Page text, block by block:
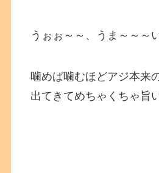
うぉぉ～～、うま～～～
噛めば噛むほどアジ本来
出てきてめちゃくちゃ旨